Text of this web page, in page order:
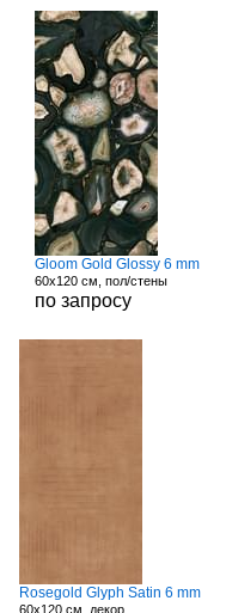
Gloom Gold Glossy 6 mm
60x120 см, пол/стены
по запросу
Rosegold Glyph Satin 6 mm
60x120 см, декор